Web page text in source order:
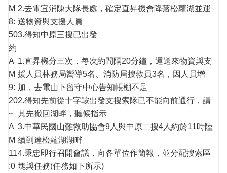
M
8:
50
2.去電宜消陳大隊長處，確定直昇機會降落松蘿湖並運
送物資與支援人員
3.得知中原三搜已出發
約
A
M
9:
20
~
A
M
11
:0
1.直昇機分三次，每次約間隔20分鐘，運送來物資與支
援人員林務局嚮導5名、消防局搜救員3名，因人員增
加，去電山下留守中心告知帳棚不足
2.得知先前從十字鞍出發支搜索隊已不能向前通行，請
其先撤回湖畔，聽候指示
3.中華民國山難救助協會9人與中原二搜4人約於11時陸
續到達松蘿湖湖畔
4.秉忠即行召開會議，向各單位作簡報，並分配搜索區
塊與任務(任務如下所示)